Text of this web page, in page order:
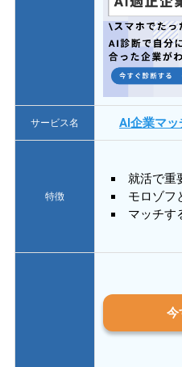
サービス名 AI企業マッ
特徴
就活で重
モロゾフ
マッチす
今